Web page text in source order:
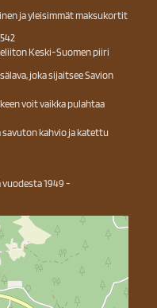
ja yleisimmät maksukortit
Keski-Suomen piiri
joka sijaitsee Savion
voit vaikka pulahtaa
kahvio ja katettu
1949 -